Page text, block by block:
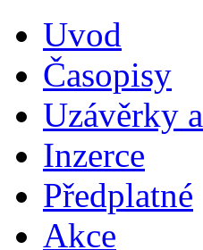
Uvod
Časopisy
Uzávěrky
Inzerce
Předplatné
Akce